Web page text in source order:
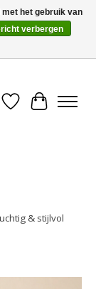
Verlanglijst
& stijlvol
het gebruik van
verbergen